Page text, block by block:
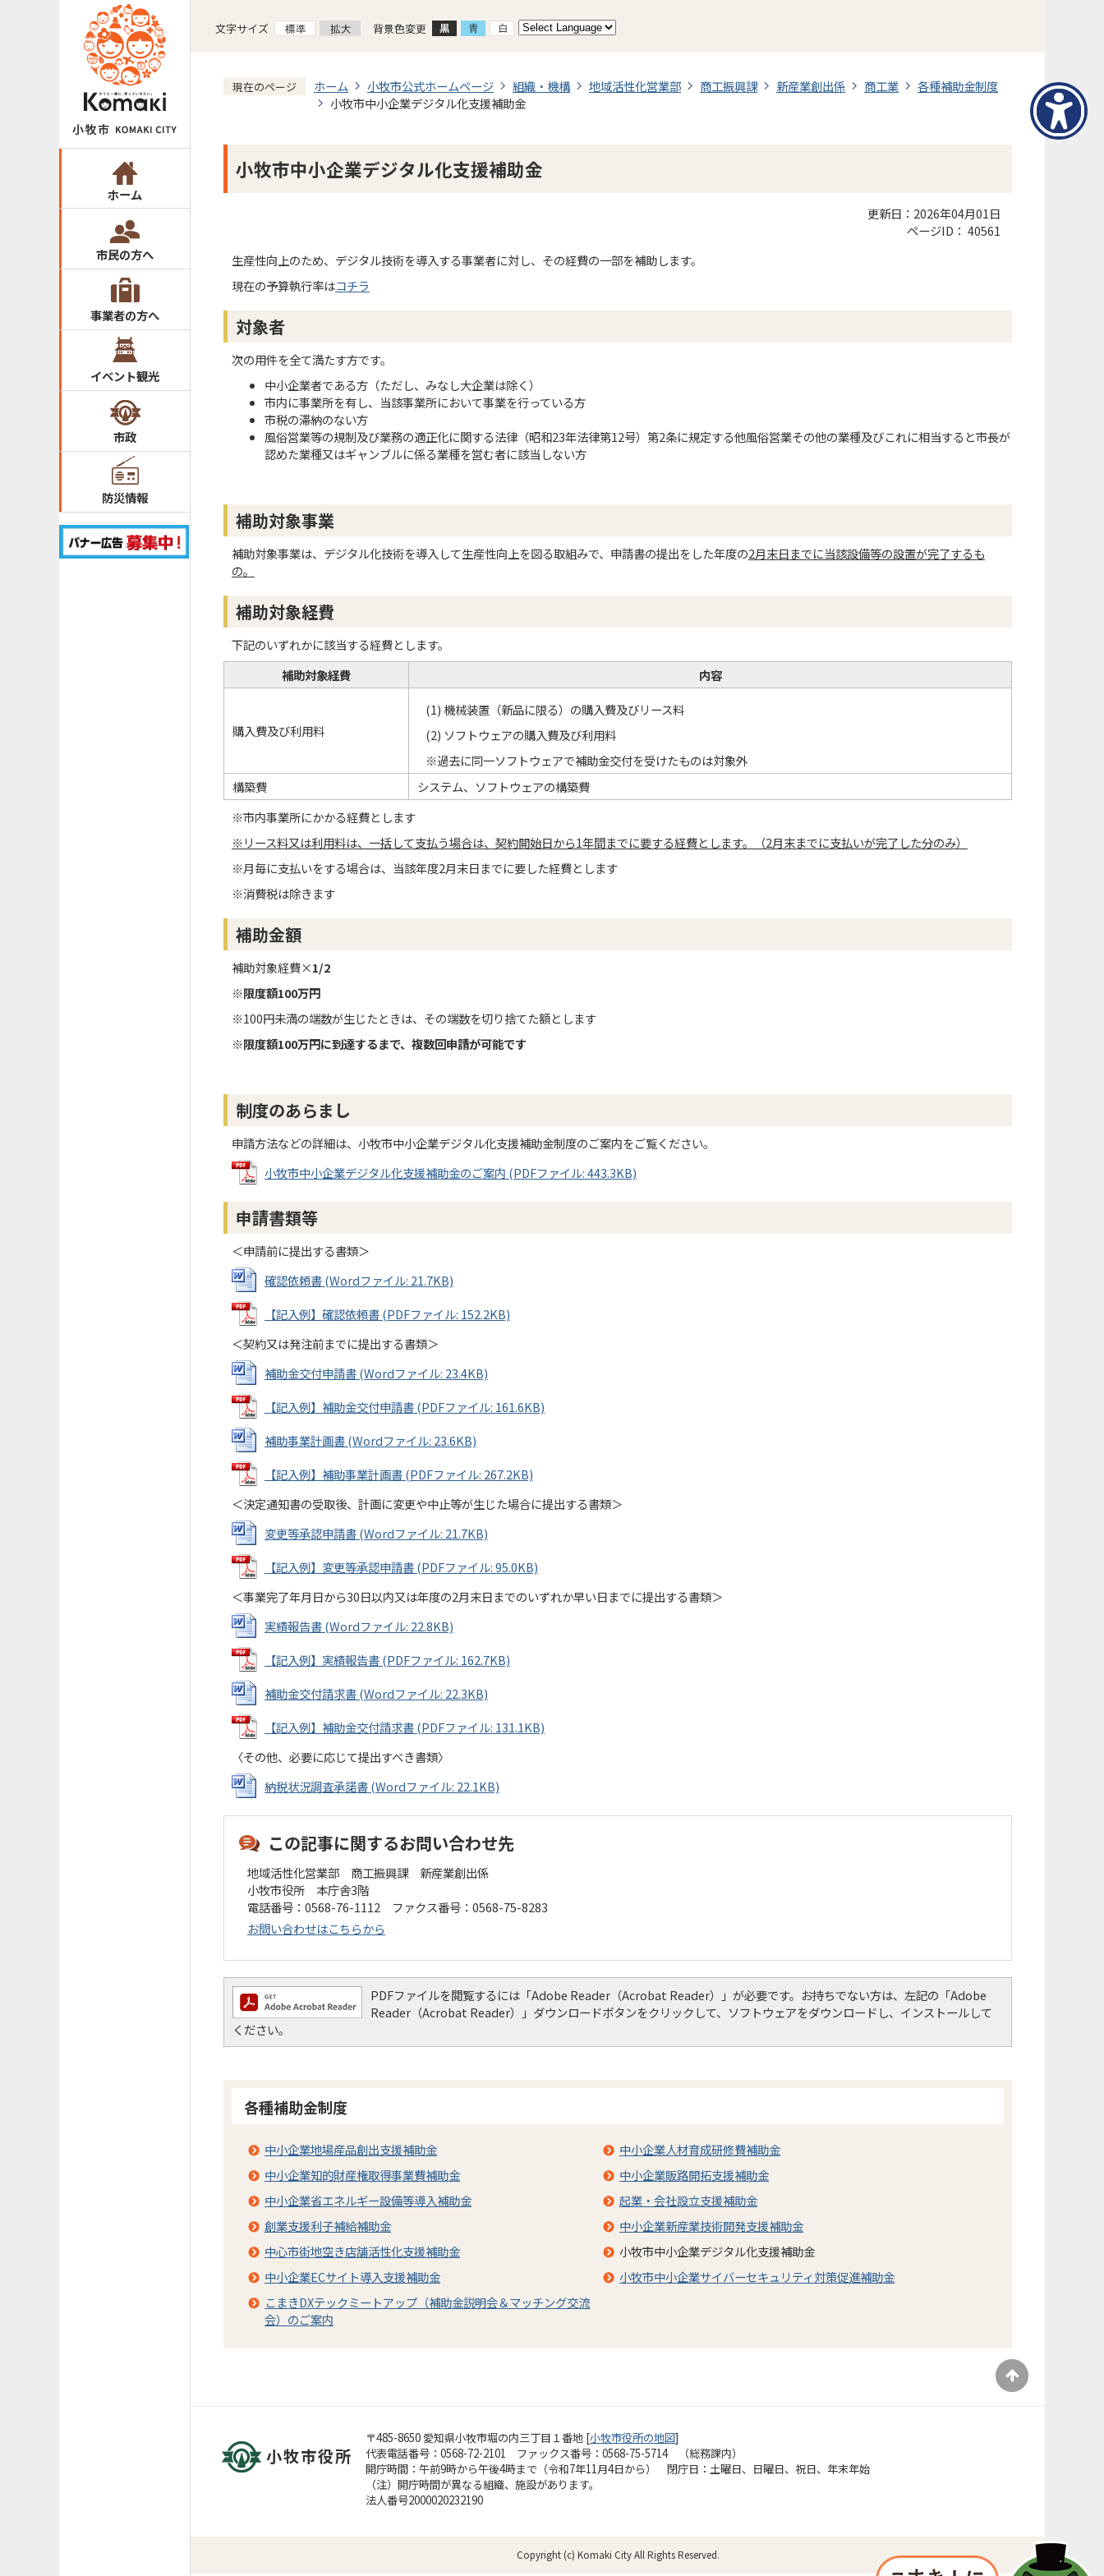
ホーム
市民の方へ
事業者の方へ
イベント観光
市政
防災情報
文字サイズ 背景色変更
現在のページ ホーム 小牧市公式ホームページ 組織・機構 地域活性化営業部 商工振興課 新産業創出係 商工業
各種補助金制度
小牧市中小企業デジタル化支援補助金
小牧市中小企業デジタル化支援補助金
更新日：2026年04月01日
ページID： 40561
生産性向上のため、デジタル技術を導入する事業者に対し、その経費の一部を補助します。
現在の予算執行率はコチラ
対象者
次の用件を全て満たす方です。
中小企業者である方（ただし、みなし大企業は除く）
市内に事業所を有し、当該事業所において事業を行っている方
市税の滞納のない方
風俗営業等の規制及び業務の適正化に関する法律（昭和23年法律第12号）第2条に規定する他風俗営業その他の業種及びこれに相当すると市長が
認めた業種又はギャンブルに係る業種を営む者に該当しない方
補助対象事業
補助対象事業は、デジタル化技術を導入して生産性向上を図る取組みで、申請書の提出をした年度の2月末日までに当該設備等の設置が完了するも
の。
補助対象経費
下記のいずれかに該当する経費とします。
補助対象経費
内容
購入費及び利用料
(1) 機械装置（新品に限る）の購入費及びリース料
(2) ソフトウェアの購入費及び利用料
※過去に同一ソフトウェアで補助金交付を受けたものは対象外
構築費
システム、ソフトウェアの構築費
※市内事業所にかかる経費とします
※リース料又は利用料は、一括して支払う場合は、契約開始日から1年間までに要する経費とします。（2月末までに支払いが完了した分のみ）
※月毎に支払いをする場合は、当該年度2月末日までに要した経費とします
※消費税は除きます
補助金額
補助対象経費×1/2
※限度額100万円
※100円未満の端数が生じたときは、その端数を切り捨てた額とします
※限度額100万円に到達するまで、複数回申請が可能です
制度のあらまし
申請方法などの詳細は、小牧市中小企業デジタル化支援補助金制度のご案内をご覧ください。
小牧市中小企業デジタル化支援補助金のご案内 (PDFファイル: 443.3KB)
申請書類等
＜申請前に提出する書類＞
確認依頼書 (Wordファイル: 21.7KB)
【記入例】確認依頼書 (PDFファイル: 152.2KB)
＜契約又は発注前までに提出する書類＞
補助金交付申請書 (Wordファイル: 23.4KB)
【記入例】補助金交付申請書 (PDFファイル: 161.6KB)
補助事業計画書 (Wordファイル: 23.6KB)
【記入例】補助事業計画書 (PDFファイル: 267.2KB)
＜決定通知書の受取後、計画に変更や中止等が生じた場合に提出する書類＞
変更等承認申請書 (Wordファイル: 21.7KB)
【記入例】変更等承認申請書 (PDFファイル: 95.0KB)
＜事業完了年月日から30日以内又は年度の2月末日までのいずれか早い日までに提出する書類＞
実績報告書 (Wordファイル: 22.8KB)
【記入例】実績報告書 (PDFファイル: 162.7KB)
補助金交付請求書 (Wordファイル: 22.3KB)
【記入例】補助金交付請求書 (PDFファイル: 131.1KB)
〈その他、必要に応じて提出すべき書類〉
納税状況調査承諾書 (Wordファイル: 22.1KB)
この記事に関するお問い合わせ先
地域活性化営業部 商工振興課 新産業創出係
小牧市役所 本庁舎3階
電話番号：0568-76-1112 ファクス番号：0568-75-8283
お問い合わせはこちらから
PDFファイルを閲覧するには「Adobe Reader（Acrobat Reader）」が必要です。お持ちでない方は、左記の「Adobe
Reader（Acrobat Reader）」ダウンロードボタンをクリックして、ソフトウェアをダウンロードし、インストールして
ください。
各種補助金制度
中小企業地場産品創出支援補助金
中小企業人材育成研修費補助金
中小企業知的財産権取得事業費補助金
中小企業販路開拓支援補助金
中小企業省エネルギー設備等導入補助金
起業・会社設立支援補助金
創業支援利子補給補助金
中小企業新産業技術開発支援補助金
中心市街地空き店舗活性化支援補助金
小牧市中小企業デジタル化支援補助金
中小企業ECサイト導入支援補助金
小牧市中小企業サイバーセキュリティ対策促進補助金
こまきDXテックミートアップ（補助金説明会＆マッチング交流
会）のご案内
小牧市役所
〒485-8650 愛知県小牧市堀の内三丁目１番地 [小牧市役所の地図]
代表電話番号：0568-72-2101 ファックス番号：0568-75-5714 （総務課内）
開庁時間：午前9時から午後4時まで（令和7年11月4日から） 閉庁日：土曜日、日曜日、祝日、年末年始
（注）開庁時間が異なる組織、施設があります。
法人番号2000020232190
Copyright (c) Komaki City All Rights Reserved.